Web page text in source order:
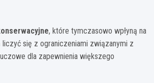
, które tymczasowo wpłyną na
się z ograniczeniami związanymi z
dla zapewnienia większego